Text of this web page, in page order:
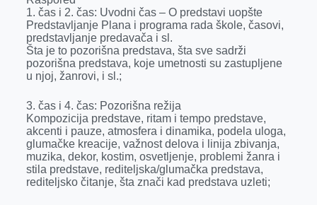
1. čas i 2. čas: Uvodni čas – O predstavi uopšte
Predstavljanje Plana i programa rada škole, časovi,
predstavljanje predavača i sl.
Šta je to pozorišna predstava, šta sve sadrži
pozorišna predstava, koje umetnosti su zastupljene
u njoj, žanrovi, i sl.;
3. čas i 4. čas: Pozorišna režija
Kompozicija predstave, ritam i tempo predstave,
akcenti i pauze, atmosfera i dinamika, podela uloga,
glumačke kreacije, važnost delova i linija zbivanja,
muzika, dekor, kostim, osvetljenje, problemi žanra i
stila predstave, rediteljska/glumačka predstava,
rediteljsko čitanje, šta znači kad predstava uzleti;